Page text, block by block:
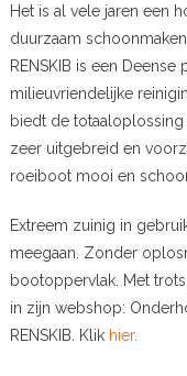
Het is al vele jaren een
duurzaam
RENSKIB is een
milieuvriendelijke
biedt de
zeer uitgebreid en
roeiboot mooi en
Extreem zuinig in
meegaan. Zonder
bootoppervlak. Met
in zijn webshop:
RENSKIB. Klikhier.